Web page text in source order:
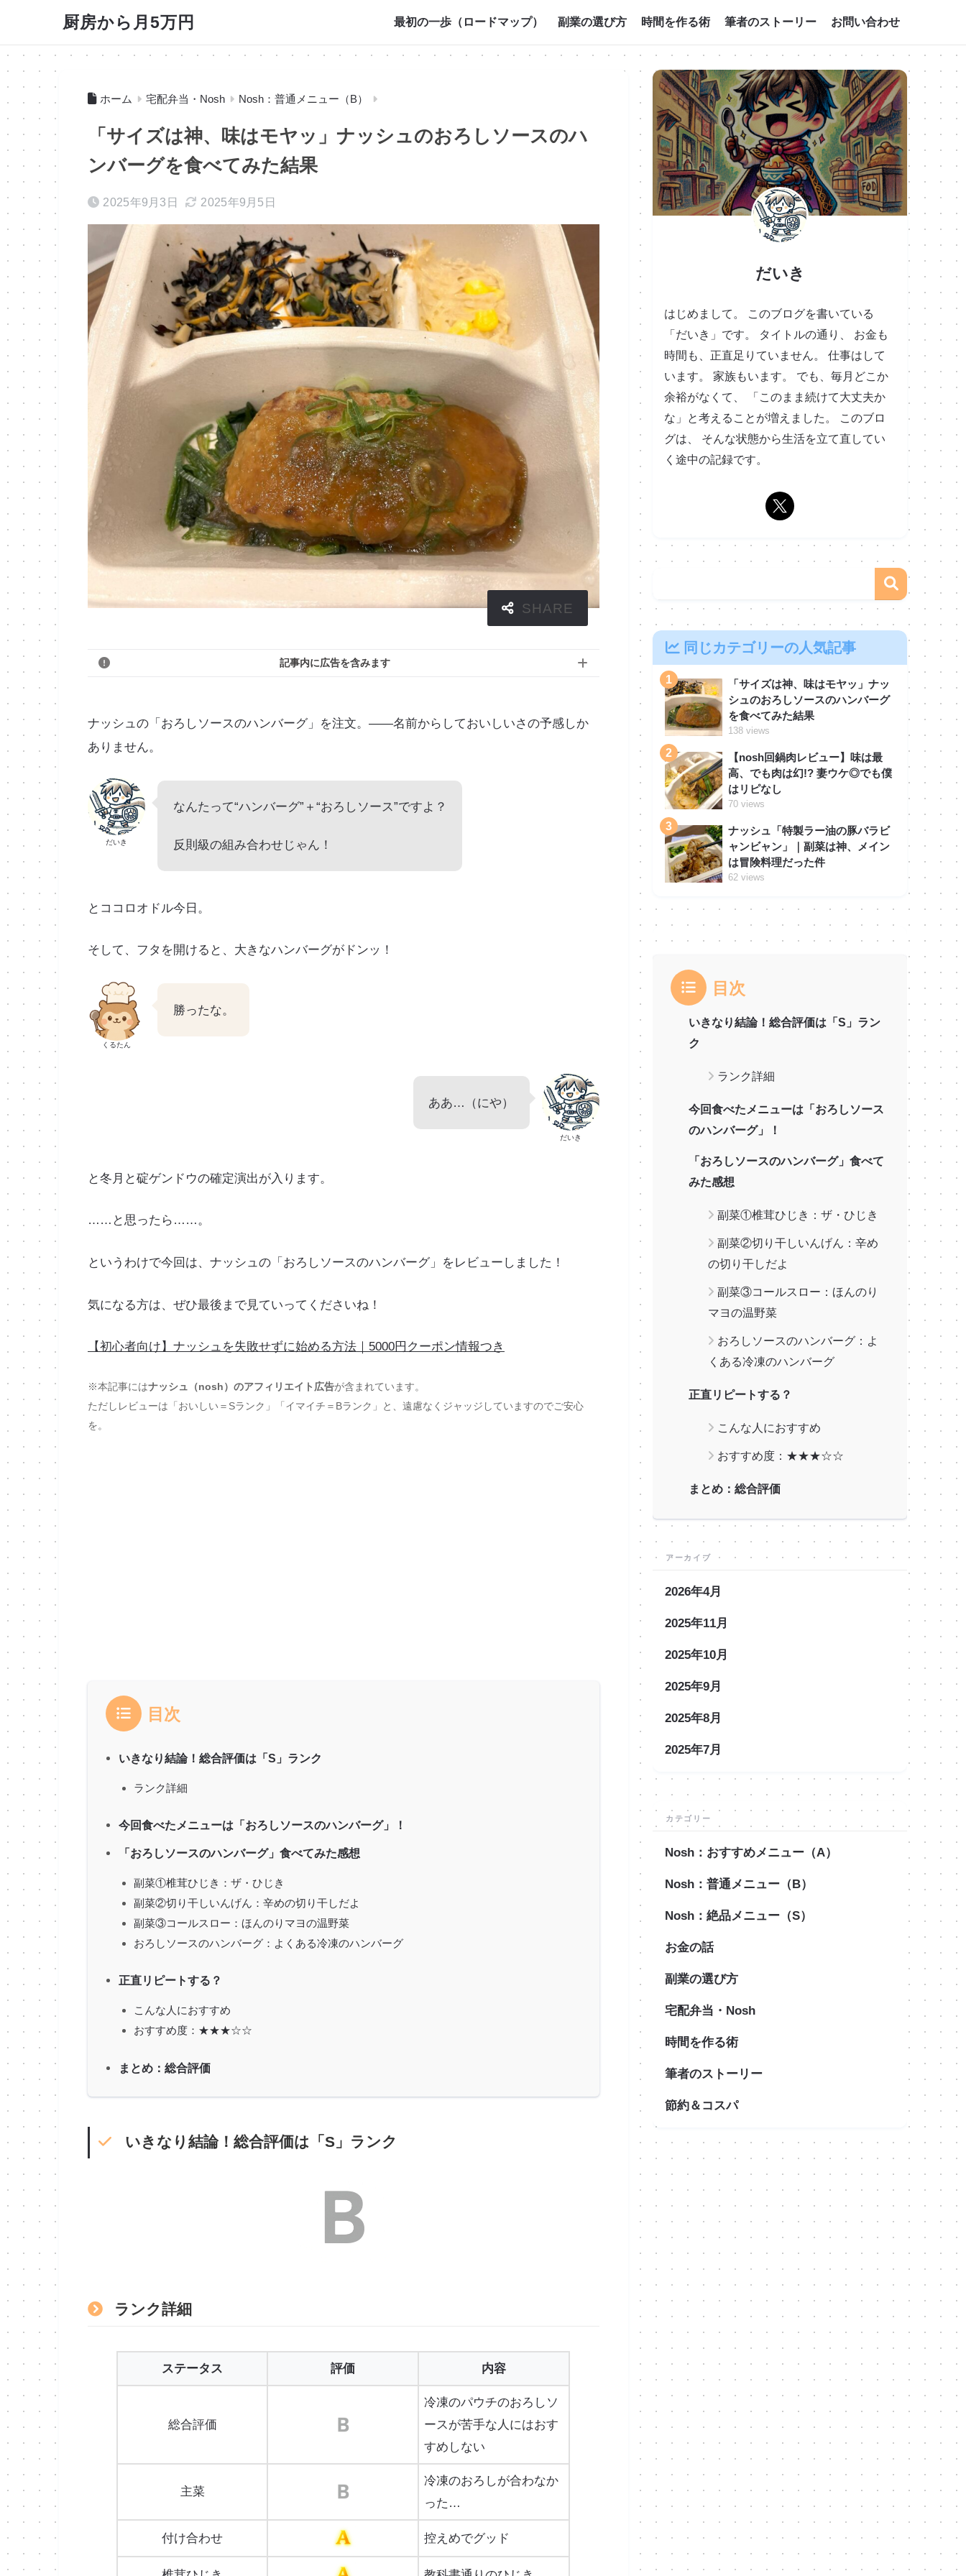
厨房から月5万円 最初の一歩（ロードマップ） 副業の選び方 時間を作る術 筆者のストーリー お問い合わせ
ホーム 宅配弁当・Nosh Nosh：普通メニュー（B）
「サイズは神、味はモヤッ」ナッシュのおろしソースのハ
ンバーグを食べてみた結果
2025年9月3日 2025年9月5日
記事内に広告を含みます
ナッシュの「おろしソースのハンバーグ」を注文。——名前からしておいしいさの予感しか
ありません。
だいき
なんたって“ハンバーグ”＋“おろしソース”ですよ？
反則級の組み合わせじゃん！
とココロオドル今日。
そして、フタを開けると、大きなハンバーグがドンッ！
くるたん
勝ったな。
だいき
ああ…（にや）
と冬月と碇ゲンドウの確定演出が入ります。
……と思ったら……。
というわけで今回は、ナッシュの「おろしソースのハンバーグ」をレビューしました！
気になる方は、ぜひ最後まで見ていってくださいね！
【初心者向け】ナッシュを失敗せずに始める方法｜5000円クーポン情報つき
※本記事にはナッシュ（nosh）のアフィリエイト広告が含まれています。
ただしレビューは「おいしい＝Sランク」「イマイチ＝Bランク」と、遠慮なくジャッジしていますのでご安心
を。
目次
いきなり結論！総合評価は「S」ランク
ランク詳細
今回食べたメニューは「おろしソースのハンバーグ」！
「おろしソースのハンバーグ」食べてみた感想
副菜①椎茸ひじき：ザ・ひじき
副菜②切り干しいんげん：辛めの切り干しだよ
副菜③コールスロー：ほんのりマヨの温野菜
おろしソースのハンバーグ：よくある冷凍のハンバーグ
正直リピートする？
こんな人におすすめ
おすすめ度：★★★☆☆
まとめ：総合評価
いきなり結論！総合評価は「S」ランク
ランク詳細
ステータス 評価 内容
総合評価
冷凍のパウチのおろしソ
ースが苦手な人にはおす
すめしない
主菜
冷凍のおろしが合わなか
った…
付け合わせ 控えめでグッド
だいき
はじめまして。 このブログを書いている
「だいき」です。 タイトルの通り、 お金も
時間も、正直足りていません。 仕事はして
います。 家族もいます。 でも、毎月どこか
余裕がなくて、 「このまま続けて大丈夫か
な」と考えることが増えました。 このブロ
グは、 そんな状態から生活を立て直してい
く途中の記録です。
同じカテゴリーの人気記事
1
「サイズは神、味はモヤッ」ナッ
シュのおろしソースのハンバーグ
を食べてみた結果
138 views
2
【nosh回鍋肉レビュー】味は最
高、でも肉は幻!? 妻ウケ◎でも僕
はリピなし
70 views
3
ナッシュ「特製ラー油の豚バラビ
ャンビャン」｜副菜は神、メイン
は冒険料理だった件
62 views
目次
いきなり結論！総合評価は「S」ラン
ク
ランク詳細
今回食べたメニューは「おろしソース
のハンバーグ」！
「おろしソースのハンバーグ」食べて
みた感想
副菜①椎茸ひじき：ザ・ひじき
副菜②切り干しいんげん：辛め
の切り干しだよ
副菜③コールスロー：ほんのり
マヨの温野菜
おろしソースのハンバーグ：よ
くある冷凍のハンバーグ
正直リピートする？
こんな人におすすめ
おすすめ度：★★★☆☆
まとめ：総合評価
アーカイブ
2026年4月
2025年11月
2025年10月
2025年9月
2025年8月
2025年7月
カテゴリー
Nosh：おすすめメニュー（A）
Nosh：普通メニュー（B）
Nosh：絶品メニュー（S）
お金の話
副業の選び方
宅配弁当・Nosh
時間を作る術
筆者のストーリー
節約＆コスパ